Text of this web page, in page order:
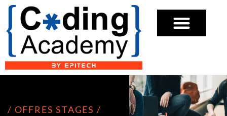
/ OFFRES STAGES /